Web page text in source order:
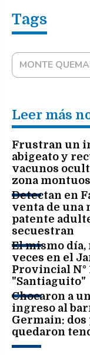
MONTE
Leer más
Frustran un
abigeato y
vacunos
zona
Detectan en
venta de una
patente
secuestran
El mismo día,
veces en el
Provincial N°
"Santiaguito"
Chocaron a
ingreso al
Germain: dos
quedaron
asfalto